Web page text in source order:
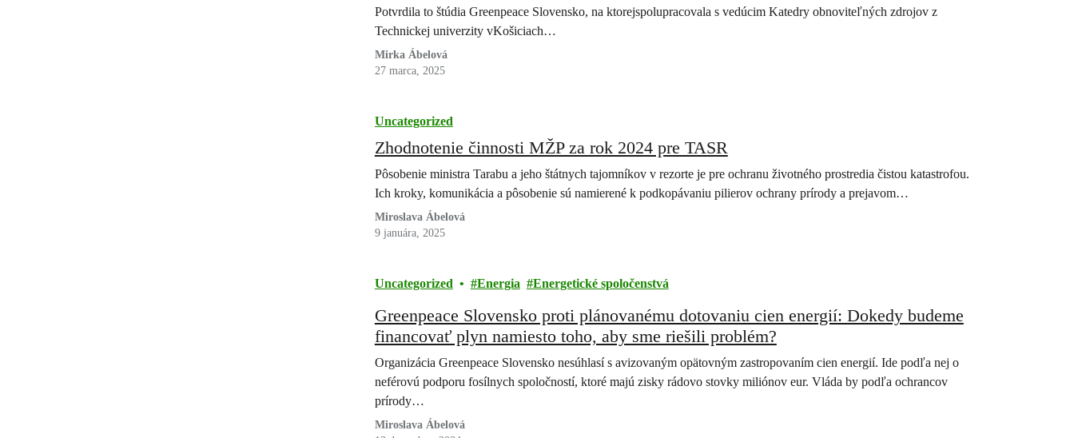
Potvrdila to štúdia Greenpeace Slovensko, na ktorejspolupracovala s vedúcim Katedry obnoviteľných zdrojov z
Technickej univerzity vKošiciach…
Mirka Ábelová
27 marca, 2025
Uncategorized
Zhodnotenie činnosti MŽP za rok 2024 pre TASR
Pôsobenie ministra Tarabu a jeho štátnych tajomníkov v rezorte je pre ochranu životného prostredia čistou katastrofou.
Ich kroky, komunikácia a pôsobenie sú namierené k podkopávaniu pilierov ochrany prírody a prejavom…
Miroslava Ábelová
9 januára, 2025
Uncategorized Energia Energetické spoločenstvá
Greenpeace Slovensko proti plánovanému dotovaniu cien energií: Dokedy budeme
financovať plyn namiesto toho, aby sme riešili problém?
Organizácia Greenpeace Slovensko nesúhlasí s avizovaným opätovným zastropovaním cien energií. Ide podľa nej o
neférovú podporu fosílnych spoločností, ktoré majú zisky rádovo stovky miliónov eur. Vláda by podľa ochrancov
prírody…
Miroslava Ábelová